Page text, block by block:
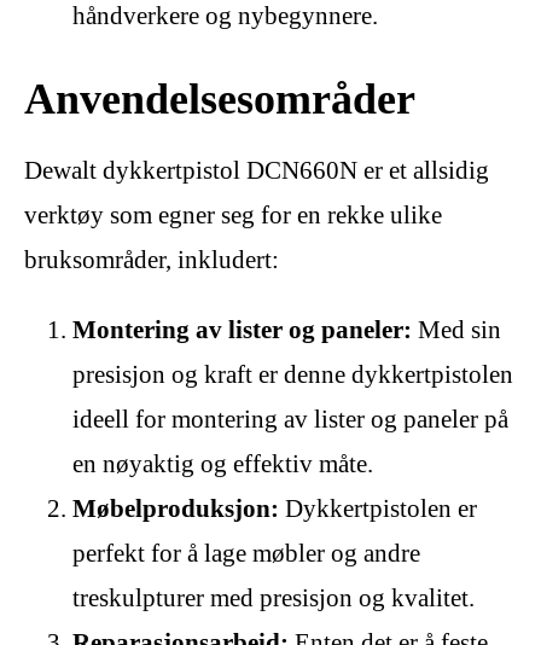
håndverkere og nybegynnere.
Anvendelsesområder
Dewalt dykkertpistol DCN660N er et allsidig
verktøy som egner seg for en rekke ulike
bruksområder, inkludert:
Montering av lister og paneler: Med sin
presisjon og kraft er denne dykkertpistolen
ideell for montering av lister og paneler på
en nøyaktig og effektiv måte.
Møbelproduksjon: Dykkertpistolen er
perfekt for å lage møbler og andre
treskulpturer med presisjon og kvalitet.